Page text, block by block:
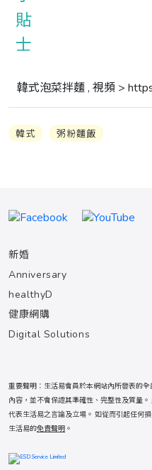
韓式泡菜拌麵 , 視頻 >
韓式 粥粉麵飯
新婚
Anniversary
healthyD
健康網購
Digital Solutions
重要聲明：生活易會員於本網站內所發表的
內容，並不會保證其準確性、完整性及質量
代表生活易之言論及立場。 如從而引起任何
生活易的免責聲明 。